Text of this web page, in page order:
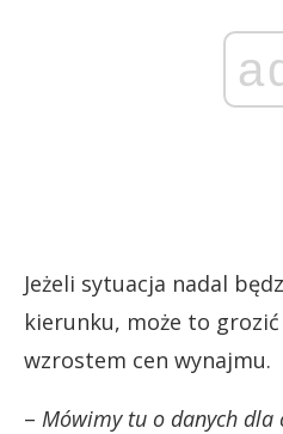
Jeżeli sytuacja nadal
kierunku, może to
wzrostem cen wynajmu.
– Mówimy tu o danych dla